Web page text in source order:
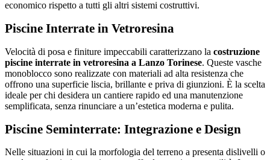
economico rispetto a tutti gli altri sistemi costruttivi.
Piscine Interrate in Vetroresina
Velocità di posa e finiture impeccabili caratterizzano la costruzione
piscine interrate in vetroresina a Lanzo Torinese. Queste vasche
monoblocco sono realizzate con materiali ad alta resistenza che
offrono una superficie liscia, brillante e priva di giunzioni. È la scelta
ideale per chi desidera un cantiere rapido ed una manutenzione
semplificata, senza rinunciare a un’estetica moderna e pulita.
Piscine Seminterrate: Integrazione e Design
Nelle situazioni in cui la morfologia del terreno a presenta dislivelli o